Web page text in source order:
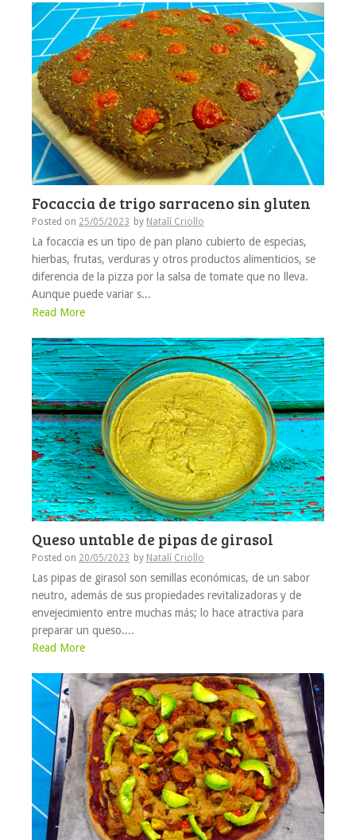
Focaccia de trigo sarraceno sin gluten
Posted on 25/05/2023 by Natalí Criollo
La focaccia es un tipo de pan plano cubierto de especias,
hierbas, frutas, verduras y otros productos alimenticios, se
diferencia de la pizza por la salsa de tomate que no lleva.
Aunque puede variar s...
Read More
Queso untable de pipas de girasol
Posted on 20/05/2023 by Natalí Criollo
Las pipas de girasol son semillas económicas, de un sabor
neutro, además de sus propiedades revitalizadoras y de
envejecimiento entre muchas más; lo hace atractiva para
preparar un queso....
Read More